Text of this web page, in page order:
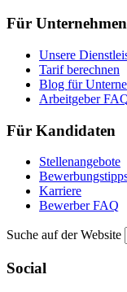
Für Unternehmen
Unsere
Tarif berechnen
Blog für
Arbeitgeber
Für Kandidaten
Stellenangebote
Karriere
Bewerber FAQ
Suche auf der Website
Social